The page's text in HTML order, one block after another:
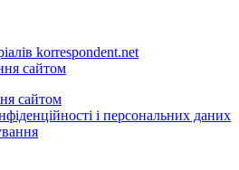
korrespondent.net
сайтом
сайтом
і персональних даних